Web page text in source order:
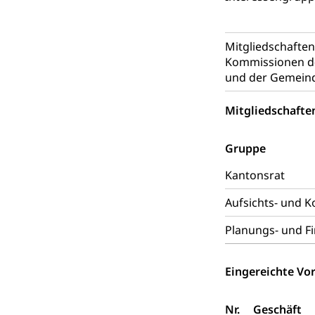
Kommissionen
und der
Gruppe
Kantonsrat
Aufsichts- und
Planungs- und
Eingereichte
Nr. Geschäft
zentras
Persönliches
Zivilstand
Geburt, Heirat,
Adoption
Adoption
Reisepass,
Einbürgerung